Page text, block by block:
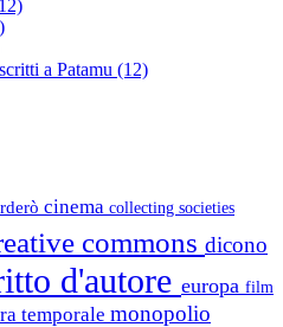
a Patamu (12)
cinema collecting societies
commons dicono
d'autore europa film
temporale monopolio